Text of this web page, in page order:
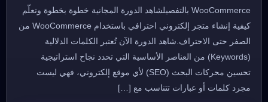
WooCommerce بالتفصيلشاهد الدورة المجانية خطوة بخطوة وتعلّم
كيفية إنشاء متجر إلكتروني احترافي باستخدام WooCommerce من
الصفر حتى الاحتراف.شاهد الدورة الآن تُعتبر الكلمات الدلالية
(Keywords) من العناصر الأساسية التي تحدد نجاح استراتيجية
تحسين محركات البحث (SEO) لأي موقع إلكتروني، فهي ليست
مجرد كلمات أو عبارات تتناسب مع […]